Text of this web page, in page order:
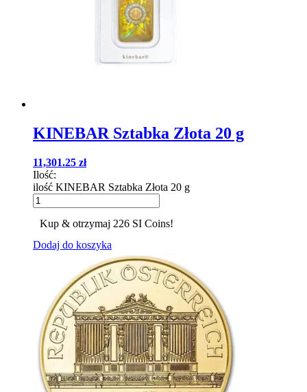
KINEBAR Sztabka Złota 20 g
11,301.25 zł
Ilość:
ilość KINEBAR Sztabka Złota 20 g
Kup & otrzymaj 226 SI Coins!
Dodaj do koszyka